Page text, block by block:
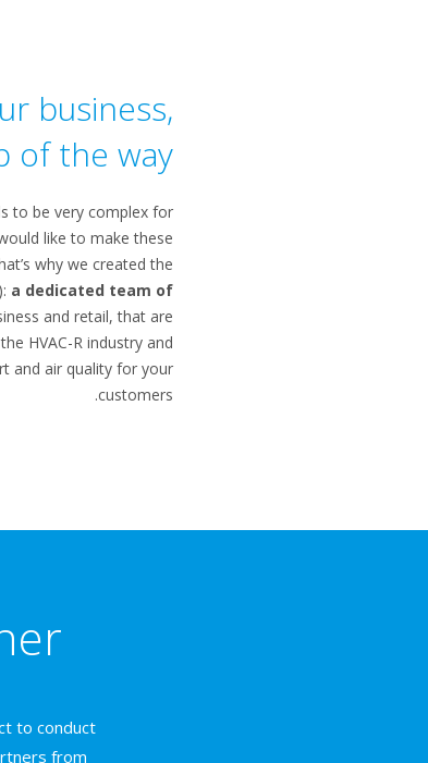
business,
of the way
to be very complex for
like to make these
why we created the
a dedicated team of
and retail, that are
HVAC-R industry and
and air quality for your
customers.
to conduct
from